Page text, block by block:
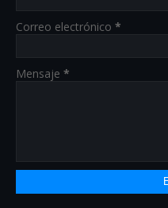
Correo electrónico *
Mensaje *